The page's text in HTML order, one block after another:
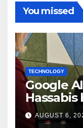
You missed
TECHNOLOGY
Google
chief
shakeup
AUGUST 6,